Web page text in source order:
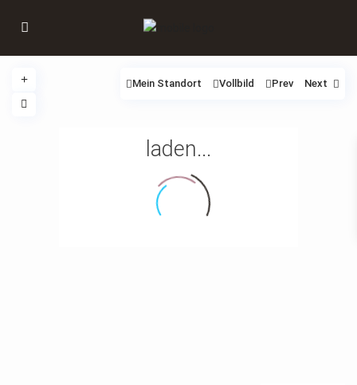
laden...
Mein Standort Vollbild Prev Next